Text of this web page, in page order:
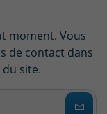
moment. Vous
de contact dans
site.